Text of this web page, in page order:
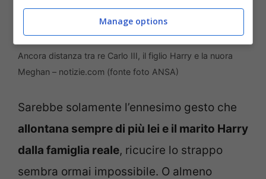
Ancora distanza tra re Carlo III, il figlio Harry e la nuora
Meghan – notizie.com (fonte foto ANSA)
Sarebbe solamente l’ennesimo gesto che
allontana sempre di più lei e il marito Harry
dalla famiglia reale, ricucire lo strappo
sembra ormai impossibile. O almeno
Manage options